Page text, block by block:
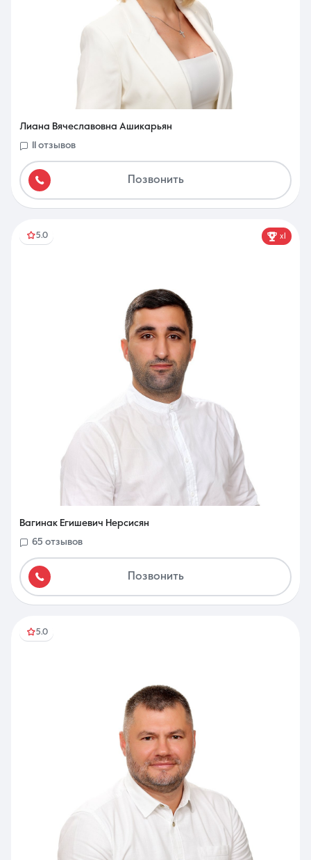
8 (861) 297-00-00
Ежедневно с 08:30 до 20:00
Лиана Вячеславовна Ашикарьян
11 отзывов
Позвонить
5.0 x1
Вагинак Егишевич Нерсисян
65 отзывов
Позвонить
5.0